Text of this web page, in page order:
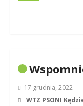
17 grudnia, 2022
WTZ PSONI